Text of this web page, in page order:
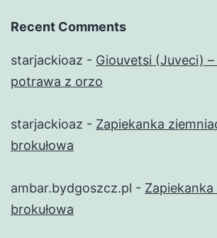
Recent Comments
starjackioaz - Giouvetsi (Juveci)
potrawa z orzo
starjackioaz - Zapiekanka
brokułowa
ambar.bydgoszcz.pl -
brokułowa